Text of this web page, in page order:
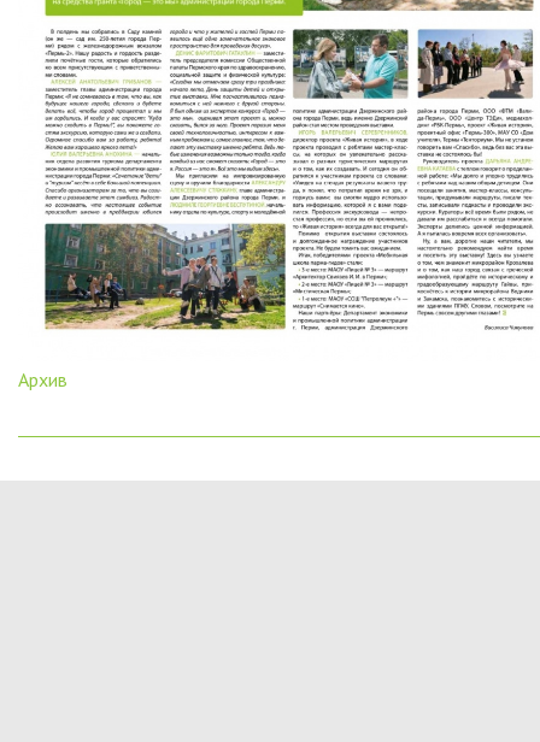
Архив